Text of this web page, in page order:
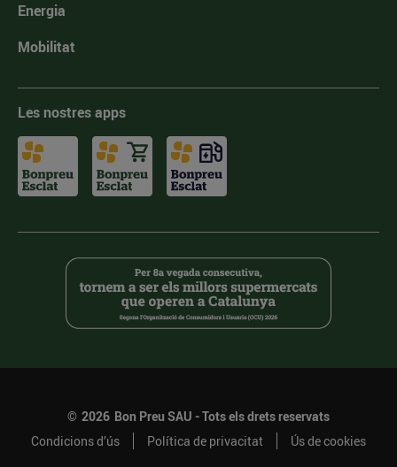
Energia
Mobilitat
Les nostres apps
© 2026 Bon Preu SAU - Tots els drets reservats
Condicions d’ús
Política de privacitat Ús de cookies